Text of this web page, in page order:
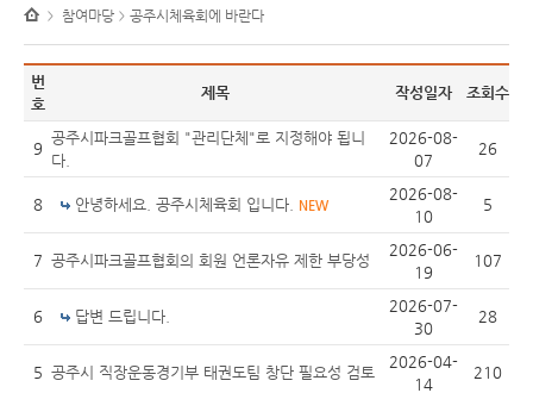
> 참여마당 > 공주시체육회에 바란다
번
호
제목 작성일자 조회수
9
공주시파크골프협회 "관리단체"로 지정해야 됩니
다.
2026-08-
07
26
8 안녕하세요. 공주시체육회 입니다. NEW
2026-08-
10
5
7 공주시파크골프협회의 회원 언론자유 제한 부당성
2026-06-
19
107
6 답변 드립니다.
2026-07-
30
28
5 공주시 직장운동경기부 태권도팀 창단 필요성 검토
2026-04-
14
210